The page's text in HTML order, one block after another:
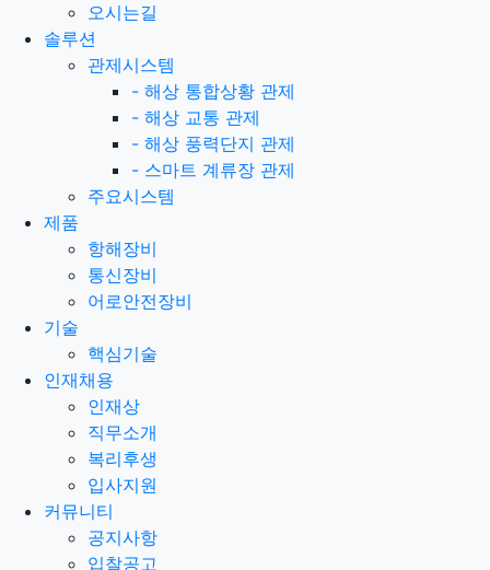
오시는길
솔루션
관제시스템
- 해상 통합상황 관제
- 해상 교통 관제
- 해상 풍력단지 관제
- 스마트 계류장 관제
주요시스템
제품
항해장비
통신장비
어로안전장비
기술
핵심기술
인재채용
인재상
직무소개
복리후생
입사지원
커뮤니티
공지사항
입찰공고